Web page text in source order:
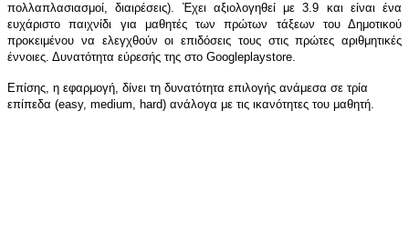
πολλαπλασιασμοί, διαιρέσεις). Έχει αξιολογηθεί με 3.9 και είναι ένα
ευχάριστο παιχνίδι για μαθητές των πρώτων τάξεων του Δημοτικού
προκειμένου να ελεγχθούν οι επιδόσεις τους στις πρώτες αριθμητικές
έννοιες. Δυνατότητα εύρεσής της στο Googleplaystore.
Επίσης, η εφαρμογή, δίνει τη δυνατότητα επιλογής ανάμεσα σε τρία
επίπεδα (easy, medium, hard) ανάλογα με τις ικανότητες του μαθητή.